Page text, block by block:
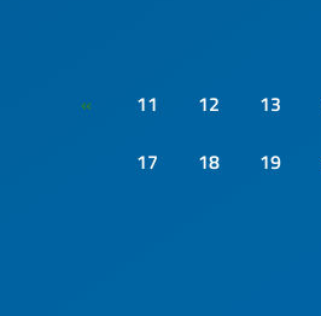
« 11 12 13
17
18 19